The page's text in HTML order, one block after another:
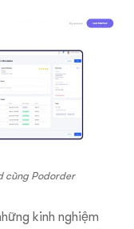
cùng Podorder
kinh nghiệm